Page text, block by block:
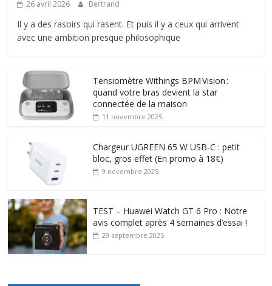
26 avril 2026 Bertrand
Il y a des rasoirs qui rasent. Et puis il y a ceux qui arrivent
avec une ambition presque philosophique
Tensiomètre Withings BPM Vision :
quand votre bras devient la star
connectée de la maison
11 novembre 2025
Chargeur UGREEN 65 W USB-C : petit
bloc, gros effet (En promo à 18€)
9 novembre 2025
TEST – Huawei Watch GT 6 Pro : Notre
avis complet après 4 semaines d’essai !
29 septembre 2025